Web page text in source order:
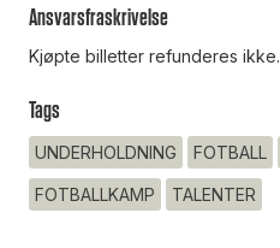
Ansvarsfraskrivelse
Kjøpte billetter refunderes ikke.
Tags
UNDERHOLDNING FOTBALL
FOTBALLKAMP TALENTER